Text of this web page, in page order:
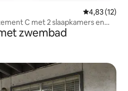
Gemiddelde
4,83 (12)
C met 2 slaapkamers en
zwembad